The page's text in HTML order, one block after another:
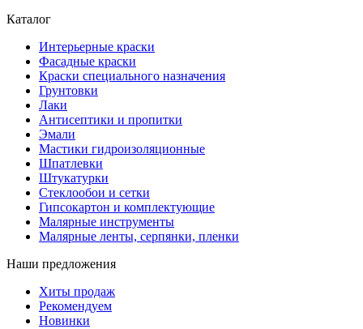
Каталог
Интерьерные краски
Фасадные краски
Краски специального назначения
Грунтовки
Лаки
Антисептики и пропитки
Эмали
Мастики гидроизоляционные
Шпатлевки
Штукатурки
Стеклообои и сетки
Гипсокартон и комплектующие
Малярные инструменты
Малярные ленты, серпянки, пленки
Наши предложения
Хиты продаж
Рекомендуем
Новинки